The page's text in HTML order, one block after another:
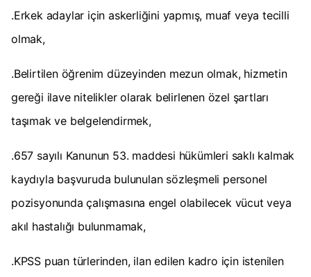
.Erkek adaylar için askerliğini yapmış, muaf veya tecilli
olmak,
.Belirtilen öğrenim düzeyinden mezun olmak, hizmetin
gereği ilave nitelikler olarak belirlenen özel şartları
taşımak ve belgelendirmek,
.657 sayılı Kanunun 53. maddesi hükümleri saklı kalmak
kaydıyla başvuruda bulunulan sözleşmeli personel
pozisyonunda çalışmasına engel olabilecek vücut veya
akıl hastalığı bulunmamak,
.KPSS puan türlerinden, ilan edilen kadro için istenilen